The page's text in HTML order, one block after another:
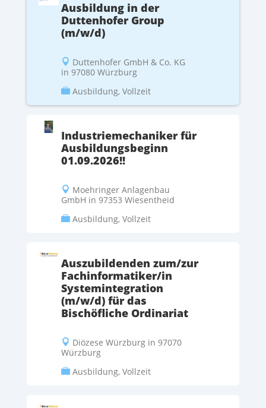
Ausbildung in der
Duttenhofer Group
(m/w/d)
 Duttenhofer GmbH & Co. KG
in 97080 Würzburg
 Ausbildung, Vollzeit
Industriemechaniker für
Ausbildungsbeginn
01.09.2026!!
 Moehringer Anlagenbau
GmbH in 97353 Wiesentheid
 Ausbildung, Vollzeit
Auszubildenden zum/zur
Fachinformatiker/in
Systemintegration
(m/w/d) für das
Bischöfliche Ordinariat
 Diözese Würzburg in 97070
Würzburg
 Ausbildung, Vollzeit